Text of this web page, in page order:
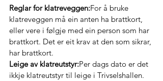
Reglar for klatreveggen:For å bruke
klatreveggen må ein anten ha brattkort,
eller vere i følgje med ein person som har
brattkort. Det er eit krav at den som sikrar,
har brattkort.
Leige av klatreutstyr:Per dags dato er det
ikkje klatreutstyr til leige i Trivselshallen.